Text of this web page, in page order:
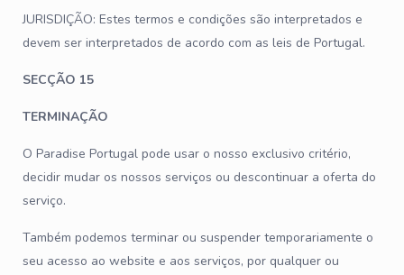
JURISDIÇÃO: Estes termos e condições são interpretados e
devem ser interpretados de acordo com as leis de Portugal.
SECÇÃO 15
TERMINAÇÃO
O Paradise Portugal pode usar o nosso exclusivo critério,
decidir mudar os nossos serviços ou descontinuar a oferta do
serviço.
Também podemos terminar ou suspender temporariamente o
seu acesso ao website e aos serviços, por qualquer ou